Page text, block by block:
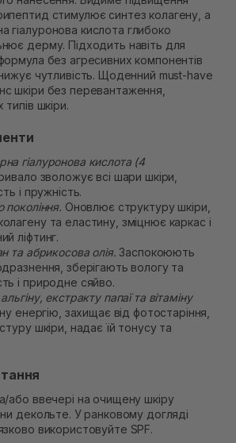
стимулює синтез колагену, а
гіалуронова кислота глибоко
дерму. Підходить навіть для
без агресивних компонентів
чутливість. Щоденний must-have
шкіри без перевантаження,
типів шкіри.
гіалуронова кислота (4
зволожує всі шари шкіри,
і пружність.
покоління. Оновлює структуру шкіри,
та еластину, зміцнює каркас і
ліфтинг.
та абрикосова олія. Заспокоюють
зберігають вологу та
і природне сяйво.
екстракту папаї та вітаміну
енергію, захищає від фотостаріння,
шкіри, надає їй тонусу та
або ввечері на очищену шкіру
декольте. У ранковому догляді
використовуйте SPF.